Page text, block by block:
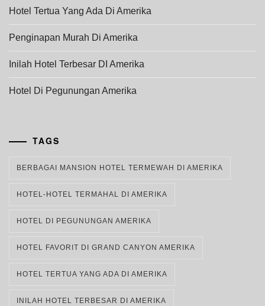
Hotel Tertua Yang Ada Di Amerika
Penginapan Murah Di Amerika
Inilah Hotel Terbesar DI Amerika
Hotel Di Pegunungan Amerika
TAGS
BERBAGAI MANSION HOTEL TERMEWAH DI AMERIKA
HOTEL-HOTEL TERMAHAL DI AMERIKA
HOTEL DI PEGUNUNGAN AMERIKA
HOTEL FAVORIT DI GRAND CANYON AMERIKA
HOTEL TERTUA YANG ADA DI AMERIKA
INILAH HOTEL TERBESAR DI AMERIKA